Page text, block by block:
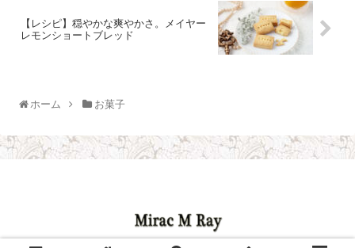
【レシピ】穏やかな爽やかさ。メイヤー
レモンショートブレッド
ホーム お菓子